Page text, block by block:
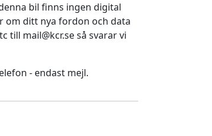
bil finns ingen digital
om ditt nya fordon och data
till mail@kcr.se så svarar vi
- endast mejl.